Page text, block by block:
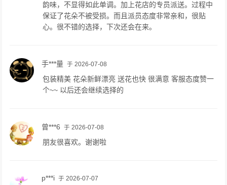
韵味，不显得如此单调。加上花店的专员派送。过程中
保证了花朵不被受损。而且派员态度非常亲和，很贴
心。很不错的选择，下次还会在来。
手***量 于 2026-07-08
包装精美 花朵新鲜漂亮 送花也快 很满意 客服态度赞一
个~~ 以后还会继续选择的
曾***6 于 2026-07-08
朋友很喜欢。谢谢啦
p***i 于 2026-07-07